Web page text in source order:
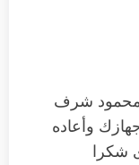
محمود شرف
وأعاده
شكرا